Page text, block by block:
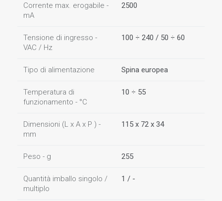
Corrente max. erogabile -
mA
2500
Tensione di ingresso -
VAC / Hz
100 ÷ 240 / 50 ÷ 60
Tipo di alimentazione Spina europea
Temperatura di
funzionamento - °C
10 ÷ 55
Dimensioni (L x A x P ) -
mm
115 x 72 x 34
Peso - g 255
Quantità imballo singolo /
multiplo
1 / -